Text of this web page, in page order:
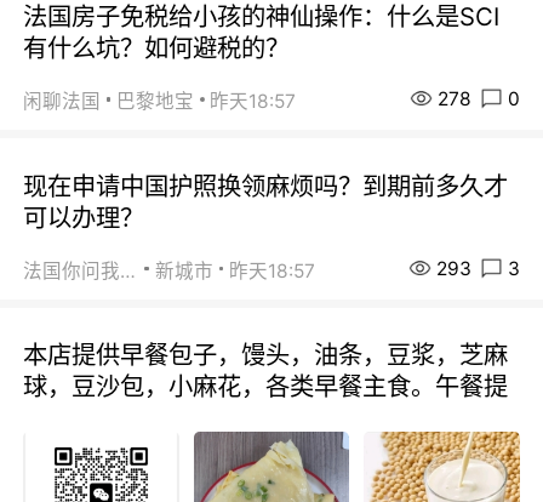
法国房子免税给小孩的神仙操作：什么是SCI
有什么坑？如何避税的？
闲聊法国 巴黎地宝 昨天18:57 278 0
现在申请中国护照换领麻烦吗？到期前多久才
可以办理？
法国你问我答 新城市 昨天18:57 293 3
本店提供早餐包子，馒头，油条，豆浆，芝麻
球，豆沙包，小麻花，各类早餐主食。午餐提